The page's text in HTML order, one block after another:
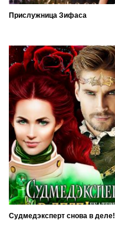
Прислужница Зифаса
Судмедэксперт снова в деле!